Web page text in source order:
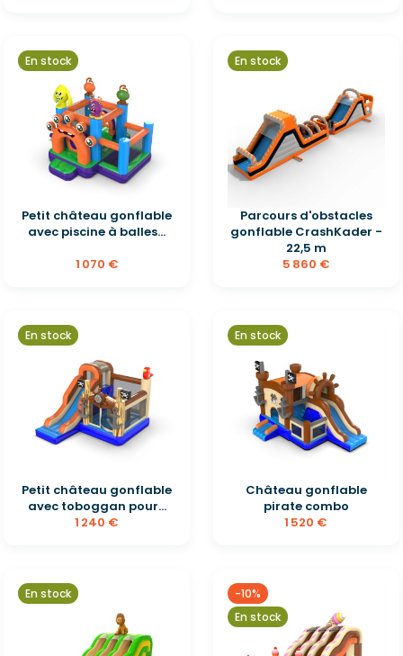
En stock
Petit château gonflable
avec piscine à balles...
1 070 €
En stock
Parcours d'obstacles
gonflable CrashKader -
22,5 m
5 860 €
En stock
Petit château gonflable
avec toboggan pour...
1 240 €
En stock
Château gonflable
pirate combo
1 520 €
En stock
-10%
En stock